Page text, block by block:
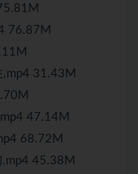
76.87M
.mp4 31.43M
47.14M
68.72M
45.38M